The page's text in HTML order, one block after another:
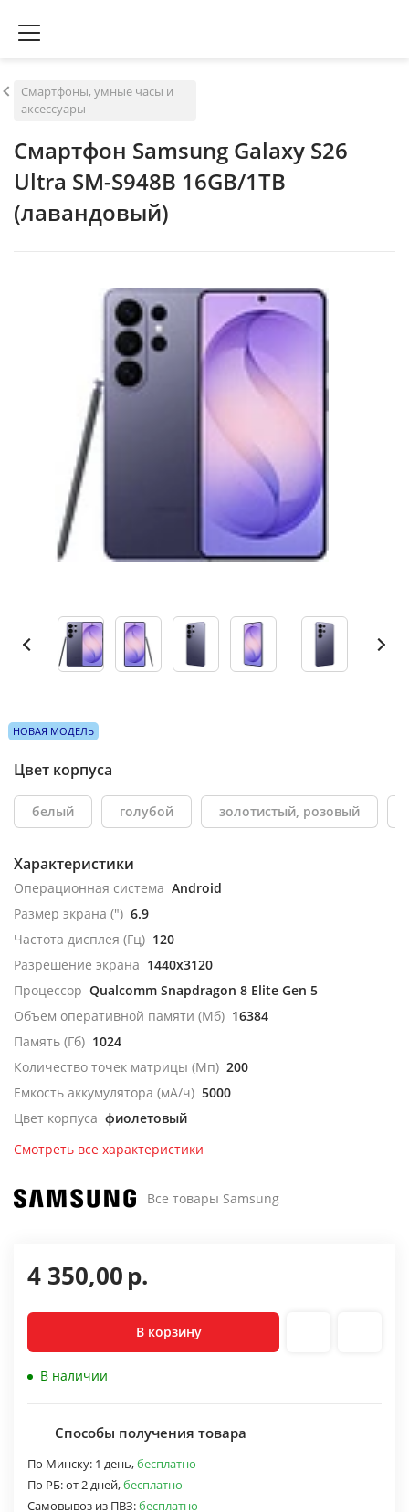
Смартфоны, умные часы и
аксессуары
Смартфон Samsung Galaxy S26
Ultra SM-S948B 16GB/1TB
(лавандовый)
НОВАЯ МОДЕЛЬ
Цвет корпуса
белый голубой золотистый, розовый
Характеристики
Операционная система Android
Размер экрана (") 6.9
Частота дисплея (Гц) 120
Разрешение экрана 1440x3120
Процессор Qualcomm Snapdragon 8 Elite Gen 5
Объем оперативной памяти (Мб) 16384
Память (Гб) 1024
Количество точек матрицы (Мп) 200
Емкость аккумулятора (мА/ч) 5000
Цвет корпуса фиолетовый
Смотреть все характеристики
Все товары Samsung
4 350,00р.
В корзину
В наличии
Способы получения товара
По Минску: 1 день,бесплатно
По РБ:от 2 дней,бесплатно
Самовывоз из ПВЗ:бесплатно